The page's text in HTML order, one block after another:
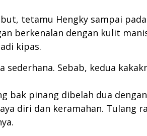
tetamu Hengky sampai
berkenalan dengan kulit
kipas.
Sebab, kedua
bak pinang dibelah dua
diri dan keramahan. Tulang